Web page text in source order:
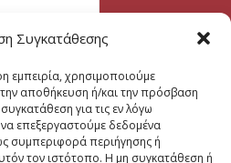
Συγκατάθεσης
εμπειρία, χρησιμοποιούμε
αποθήκευση ή/και την πρόσβαση
για τις εν λόγω
να επεξεργαστούμε δεδομένα
συμπεριφορά περιήγησης ή
τον ιστότοπο. Η μη συγκατάθεση ή